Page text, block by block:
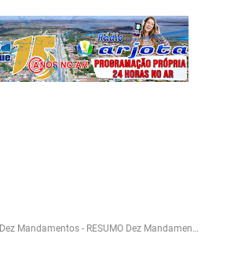
Dez Mandamentos - RESUMO Dez Mandamentos De 14 à 18 de Novembro